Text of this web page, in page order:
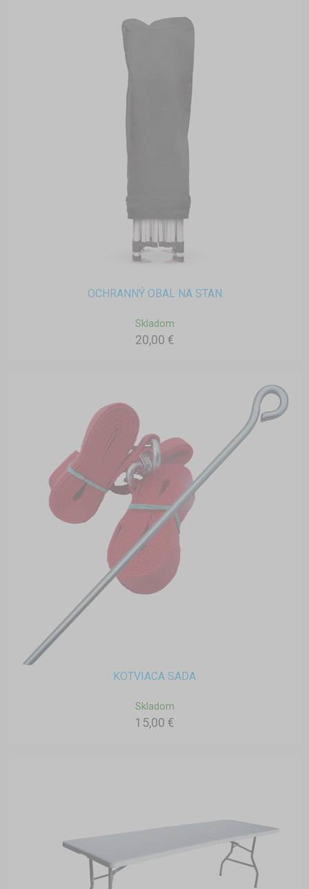
OCHRANNÝ OBAL NA STAN
Skladom
20,00 €
KOTVIACA SADA
Skladom
15,00 €